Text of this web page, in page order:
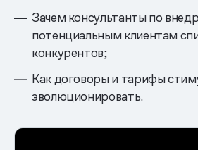
Зачем консультанты по
потенциальным клиентам
конкурентов;
Как договоры и тарифы
эволюционировать.